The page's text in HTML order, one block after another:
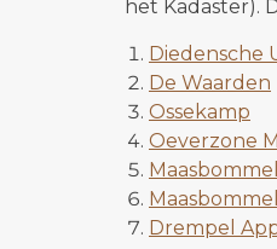
het Kadaster).
Diedensche
De Waarden
Ossekamp
Oeverzone
Drempel